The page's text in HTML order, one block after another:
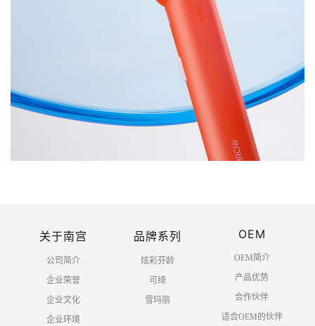
关于南宫
公司简介
企业荣誉
企业文化
企业环境
品牌系列
炫彩芬龄
可绮
雪玛丽
OEM
OEM简介
产品优势
合作伙伴
适合OEM的伙伴